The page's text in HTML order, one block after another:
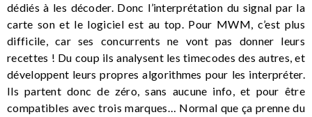
dédiés à les décoder. Donc l’interprétation du signal par la
carte son et le logiciel est au top. Pour MWM, c’est plus
difficile, car ses concurrents ne vont pas donner leurs
recettes ! Du coup ils analysent les timecodes des autres, et
développent leurs propres algorithmes pour les interpréter.
Ils partent donc de zéro, sans aucune info, et pour être
compatibles avec trois marques… Normal que ça prenne du